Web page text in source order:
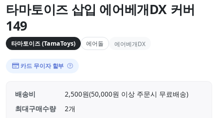
타마토이즈 삽입 에어베개DX 커버
149
타마토이즈 (TamaToys) 에어돌 에어베개DX
카드 무이자 할부
배송비
2,500원(50,000원 이상 주문시 무료배송)
최대구매수량
2개